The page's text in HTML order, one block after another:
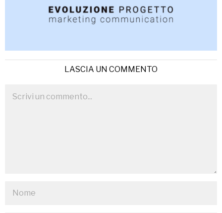
LASCIA UN COMMENTO